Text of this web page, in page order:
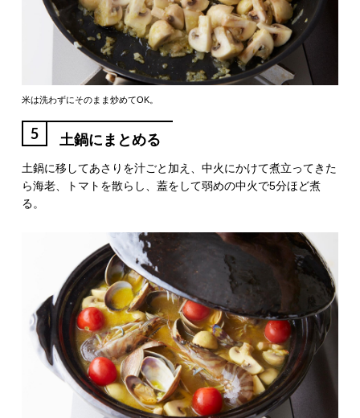
米は洗わずにそのまま炒めてOK。
5 土鍋にまとめる
土鍋に移してあさりを汁ごと加え、中火にかけて煮立ってきた
ら海老、トマトを散らし、蓋をして弱めの中火で5分ほど煮
る。